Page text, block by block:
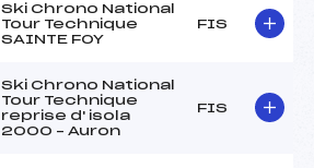
Ski Chrono National
Tour Technique
SAINTE FOY
FIS
Ski Chrono National
Tour Technique
reprise d' isola
2000 – Auron
FIS